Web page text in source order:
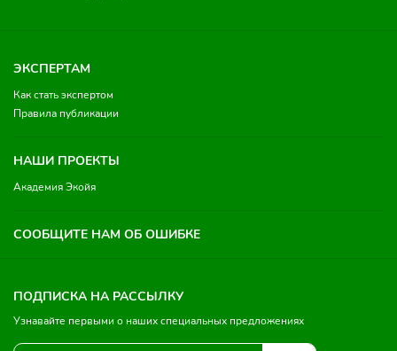
ЭКСПЕРТАМ
Как стать экспертом
Правила публикации
НАШИ ПРОЕКТЫ
Академия Экойя
СООБЩИТЕ НАМ ОБ ОШИБКЕ
ПОДПИСКА НА РАССЫЛКУ
Узнавайте первыми о наших специальных предложениях